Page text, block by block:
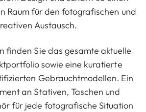
Raum für den fotografischen und
Austausch.
finden Sie das gesamte aktuelle
sowie eine kuratierte
Gebrauchtmodellen. Ein
an Stativen, Taschen und
für jede fotografische Situation